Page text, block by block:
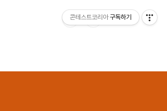
콘테스트코리아 구독하기